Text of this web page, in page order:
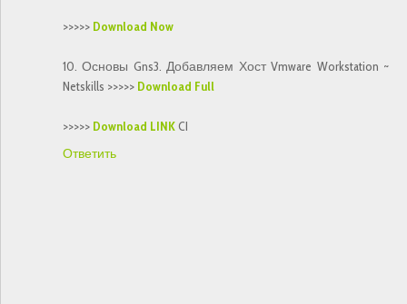
>>>>> Download Now
10. Основы Gns3. Добавляем Хост Vmware Workstation ~
Netskills >>>>> Download Full
>>>>> Download LINKCI
Ответить